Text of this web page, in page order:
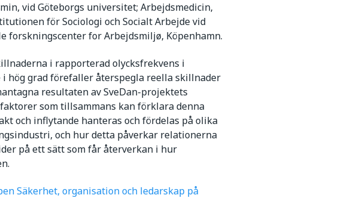
vid Göteborgs universitet; Arbejdsmedicin,
för Sociologi och Socialt Arbejde vid
forskningscenter for Arbejdsmiljø, Köpenhamn.
i rapporterad olycksfrekvens i
hög grad förefaller återspegla reella skillnader
resultaten av SveDan-projektets
som tillsammans kan förklara denna
och inflytande hanteras och fördelas på olika
och hur detta påverkar relationerna
på ett sätt som får återverkan i hur
Säkerhet, organisation och ledarskap på